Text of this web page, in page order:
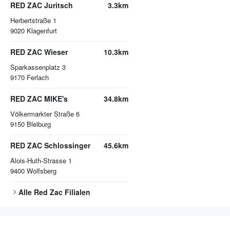
RED ZAC Juritsch
Herbertstraße 1
9020 Klagenfurt
3.3km
RED ZAC Wieser
Sparkassenplatz 3
9170 Ferlach
10.3km
RED ZAC MIKE's
Völkermarkter Straße 6
9150 Bleiburg
34.8km
RED ZAC Schlossinger
Alois-Huth-Strasse 1
9400 Wolfsberg
45.6km
Alle Red Zac Filialen